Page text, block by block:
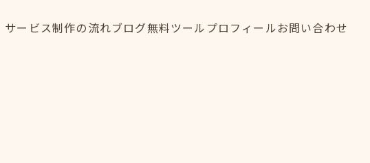
サービス制作の流れブログ無料ツール プロフィールお問い合わせ